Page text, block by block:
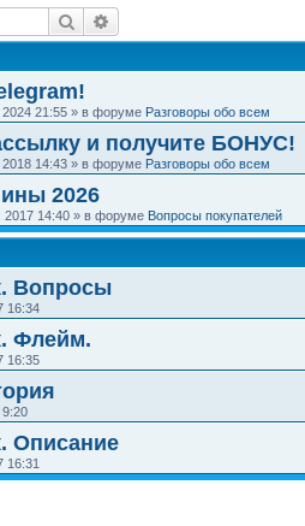
Поиск
21:55 » в форуме Разговоры обо всем
и получите БОНУС!
14:43 » в форуме Разговоры обо всем
2026
2017 14:40 » в форуме Вопросы покупателей
Вопросы
16:34
Флейм.
16:35
9:20
Описание
16:31